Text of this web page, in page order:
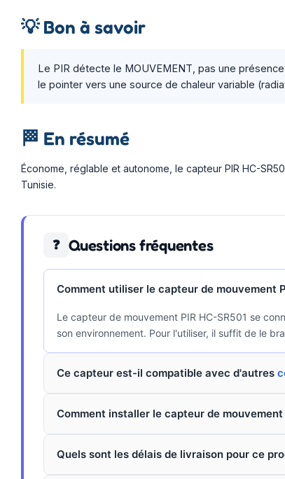
💡Bon à savoir
Le PIR détecte le MOUVEMENT, pas une
le pointer vers une source de chaleur variable
🏁 En résumé
Économe, réglable et autonome, le capteur PIR HC-
Tunisie.
❓ Questions fréquentes
Comment utiliser le capteur de mouvement
Le capteur de mouvement PIR HC-SR501 se
son environnement. Pour l'utiliser, il suffit de le
Ce capteur est-il compatible avec d'autres
Comment installer le capteur de mouvement
Quels sont les délais de livraison pour ce